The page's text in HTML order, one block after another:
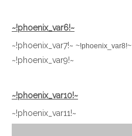
~!phoenix_var6!~
~!phoenix_var7!~ ~!phoenix_var8!~
~!phoenix_var9!~
~!phoenix_var10!~
~!phoenix_var11!~